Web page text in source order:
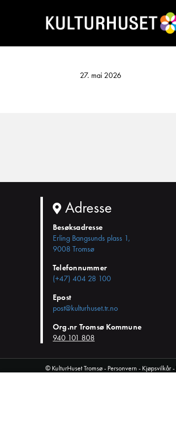
27. mai 2026
Adresse
Besøksadresse
Erling Bangsunds plass 1,
9008 Tromsø
Telefonnummer
(+47) 404 28 100
Epost
post@kulturhuset.tr.no
Org.nr Tromsø Kommune
940 101 808
© KulturHuset Tromsø - Personvern - Kjøpsvilkår-